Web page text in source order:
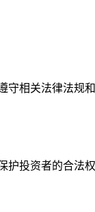
守相关法律法规
投资者的合法